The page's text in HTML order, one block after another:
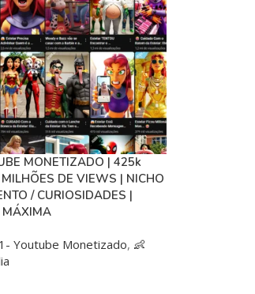
MONETIZADO | 425k
DE VIEWS | NICHO
/ CURIOSIDADES |
MÁXIMA
Youtube Monetizado, 👶